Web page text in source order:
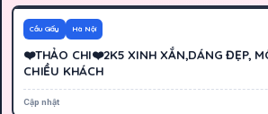
500K
Cầu Giấy Hà Nội
❤️THẢO CHI❤️2K5 XINH XẮN,DÁNG ĐẸP,
CHIỀU KHÁCH
Cập nhật